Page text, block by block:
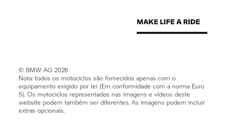
© BMW AG 2026
Nota: todos os motociclos são fornecidos apenas com o
equipamento exigido por lei (Em conformidade com a norma Euro
5). Os motociclos representados nas imagens e vídeos deste
website podem também ser diferentes. As imagens podem incluir
extras opcionais.